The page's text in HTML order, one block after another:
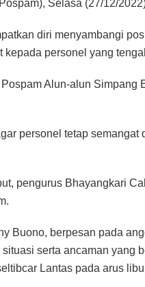
Selasa (27/12/
diri menyambangi
personel yang
Alun-alun Simpang
personel tetap semangat
pengurus Bhayangkari
Buono, berpesan pada
serta ancaman yang
Lantas pada arus